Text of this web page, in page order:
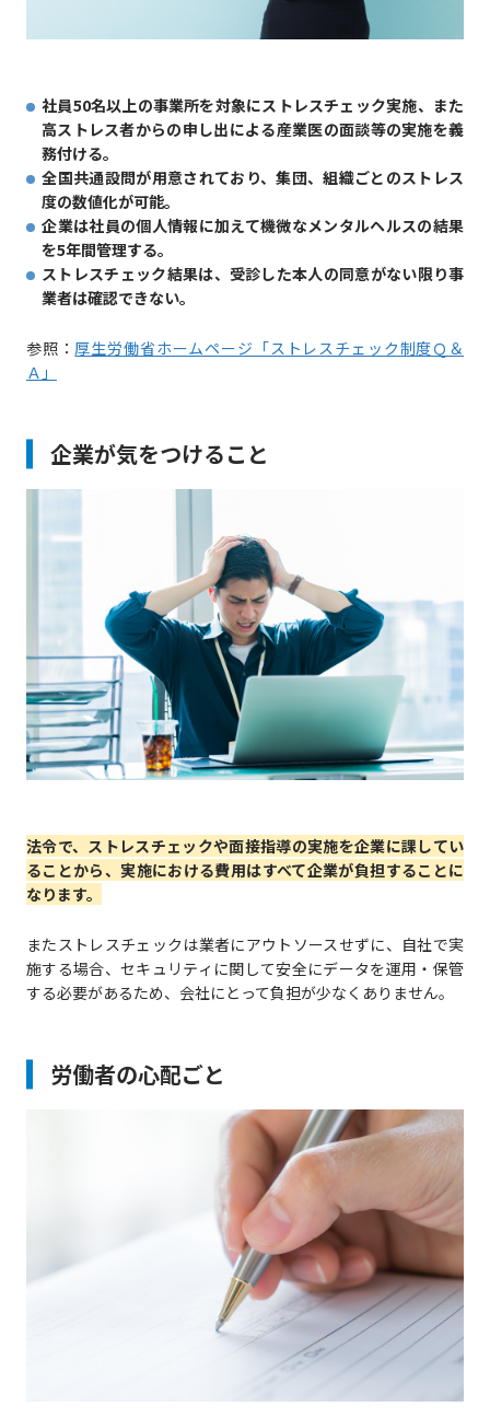
社員50名以上の事業所を対象にストレスチェック実施、また
高ストレス者からの申し出による産業医の面談等の実施を義
務付ける。
全国共通設問が用意されており、集団、組織ごとのストレス
度の数値化が可能。
企業は社員の個人情報に加えて機微なメンタルヘルスの結果
を5年間管理する。
ストレスチェック結果は、受診した本人の同意がない限り事
業者は確認できない。
参照： 厚生労働省ホームページ「ストレスチェック制度Ｑ＆
Ａ」
企業が気をつけること
法令で、ストレスチェックや面接指導の実施を企業に課してい
ることから、実施における費用はすべて企業が負担することに
なります。
またストレスチェックは業者にアウトソースせずに、自社で実
施する場合、セキュリティに関して安全にデータを運用・保管
する必要があるため、会社にとって負担が少なくありません。
労働者の心配ごと